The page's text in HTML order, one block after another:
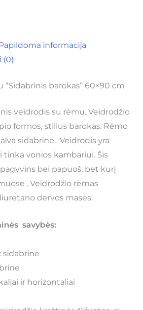
informacija
(0)
“Sidabrinis barokas” 60×90 cm
veidrodis su rėmu. Veidrodžio
formos, stilius barokas. Rėmo
sidabrine. Veidrodis yra
tinka vonios kambariui. Šis
bei papuoš, bet kurį
. Veidrodžio rėmas
dervos mases.
savybės:
sidabrinė
ir horizontaliai